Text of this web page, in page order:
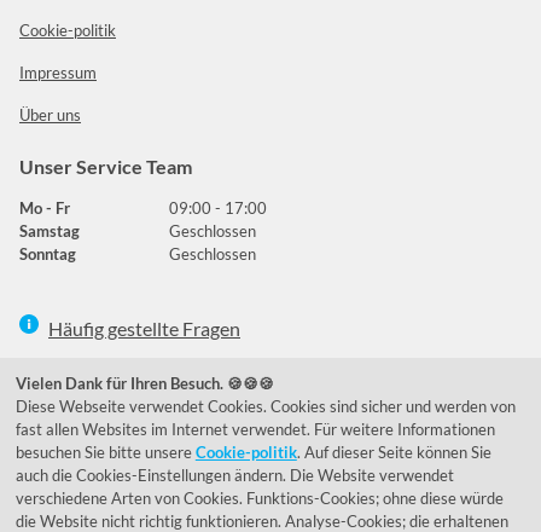
Cookie-politik
Impressum
Über uns
Unser Service Team
Mo - Fr
09:00 - 17:00
Samstag
Geschlossen
Sonntag
Geschlossen
Häufig gestellte Fragen
039292 - 678215
de@lumidora.com
FacebookInstagram
Vielen Dank für Ihren Besuch. 🍪🍪🍪
Diese Webseite verwendet Cookies. Cookies sind sicher und werden von
fast allen Websites im Internet verwendet. Für weitere Informationen
besuchen Sie bitte unsereCookie-politik. Auf dieser Seite können Sie
auch die Cookies-Einstellungen ändern. Die Website verwendet
verschiedene Arten von Cookies. Funktions-Cookies; ohne diese würde
die Website nicht richtig funktionieren. Analyse-Cookies; die erhaltenen